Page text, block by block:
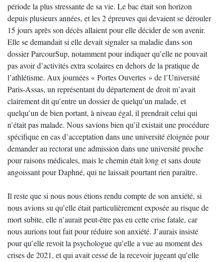
période la plus stressante de sa vie. Le bac était son horizon
depuis plusieurs années, et les 2 épreuves qui devaient se dérouler
15 jours après son décès allaient pour elle décider de son avenir.
Elle se demandait si elle devait signaler sa maladie dans son
dossier ParcourSup, notamment pour indiquer qu’elle ne pouvait
pas avoir d’activités extra scolaires en dehors de la pratique de
l’athlétisme. Aux journées « Portes Ouvertes » de l’Université
Paris-Assas, un représentant du département de droit m’avait
clairement dit qu’entre un dossier de quelqu’un malade, et
quelqu’un de bien portant, à niveau égal, il prendrait celui qui
n’était pas malade. Nous savions bien qu’il existait une procédure
spécifique en cas d’acceptation dans une université éloignée pour
demander au rectorat une admission dans une université proche
pour raisons médicales, mais le chemin était long et sans doute
angoissant pour Daphné, qui ne laissait pourtant rien paraître.
Il reste que si nous nous étions rendu compte de son anxiété, si
nous avions su qu’elle était particulièrement exposée au risque de
mort subite, elle n’aurait peut-être pas eu cette crise fatale, car
nous aurions tout fait pour réduire son anxiété. J’aurais insisté
pour qu’elle revoit la psychologue qu’elle a vue au moment des
crises de 2021, et qui avait cessé de la recevoir jugeant qu’elle